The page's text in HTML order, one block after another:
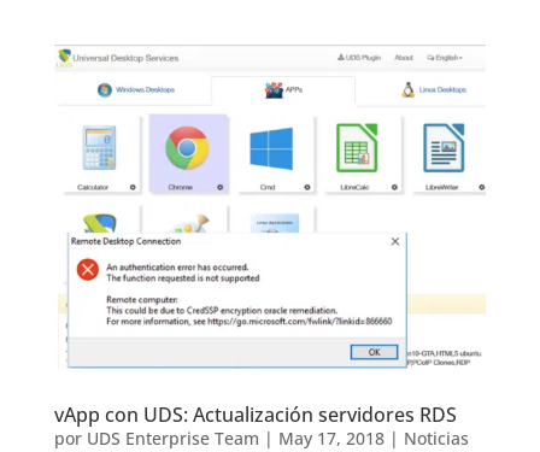
vApp con UDS: Actualización servidores RDS
por UDS Enterprise Team | May 17, 2018| Noticias